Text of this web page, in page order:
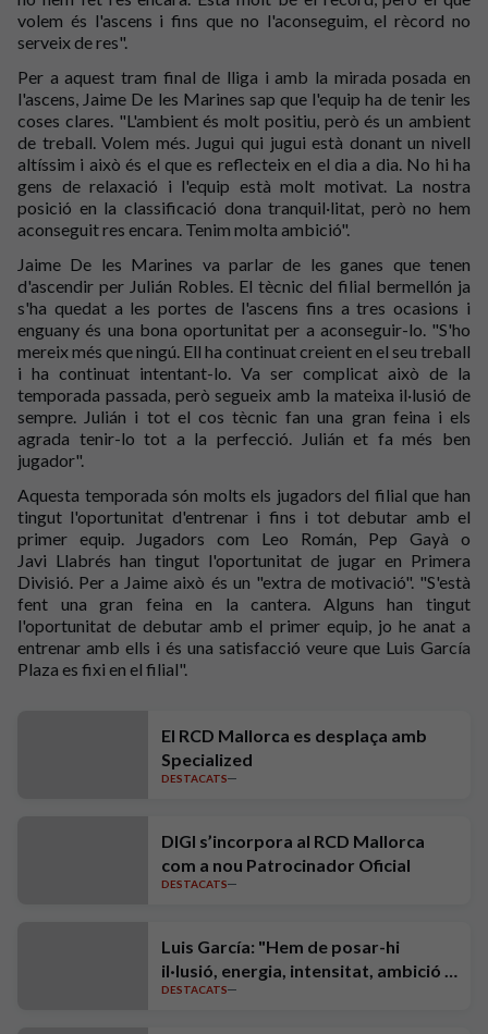
volem és l'ascens i fins que no l'aconseguim, el rècord no
serveix de res".
Per a aquest tram final de lliga i amb la mirada posada en
l'ascens, Jaime De les Marines sap que l'equip ha de tenir les
coses clares. "L'ambient és molt positiu, però és un ambient
de treball. Volem més. Jugui qui jugui està donant un nivell
altíssim i això és el que es reflecteix en el dia a dia. No hi ha
gens de relaxació i l'equip està molt motivat. La nostra
posició en la classificació dona tranquil·litat, però no hem
aconseguit res encara. Tenim molta ambició".
Jaime De les Marines va parlar de les ganes que tenen
d'ascendir per Julián Robles. El tècnic del filial bermellón ja
s'ha quedat a les portes de l'ascens fins a tres ocasions i
enguany és una bona oportunitat per a aconseguir-lo. "S'ho
mereix més que ningú. Ell ha continuat creient en el seu treball
i ha continuat intentant-lo. Va ser complicat això de la
temporada passada, però segueix amb la mateixa il·lusió de
sempre. Julián i tot el cos tècnic fan una gran feina i els
agrada tenir-lo tot a la perfecció. Julián et fa més ben
jugador".
Aquesta temporada són molts els jugadors del filial que han
tingut l'oportunitat d'entrenar i fins i tot debutar amb el
primer equip. Jugadors com Leo Román, Pep Gayà o
Javi Llabrés han tingut l'oportunitat de jugar en Primera
Divisió. Per a Jaime això és un "extra de motivació". "S'està
fent una gran feina en la cantera. Alguns han tingut
l'oportunitat de debutar amb el primer equip, jo he anat a
entrenar amb ells i és una satisfacció veure que Luis García
Plaza es fixi en el filial".
El RCD Mallorca es desplaça amb
Specialized
DESTACATS
DIGI s’incorpora al RCD Mallorca
com a nou Patrocinador Oficial
DESTACATS
Luis García: "Hem de posar-hi
il·lusió, energia, intensitat, ambició i
exigència"
DESTACATS